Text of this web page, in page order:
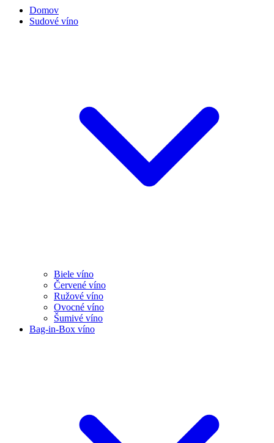
Domov
Sudové víno
Biele víno
Červené víno
Ružové víno
Ovocné víno
Šumivé víno
Bag-in-Box víno